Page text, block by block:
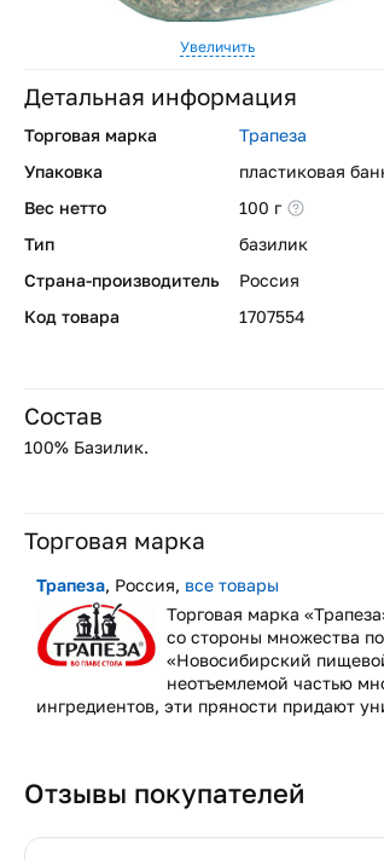
Увеличить
Детальная информация
Торговая марка
Трапеза
Упаковка
пластиковая
Вес нетто
100 г
Тип
базилик
Страна-производитель
Россия
Код товара
1707554
Состав
100% Базилик.
Торговая марка
Трапеза, Россия, все товары
Торговая марка
со стороны множества
«Новосибирский
неотъемлемой частью
ингредиентов, эти пряности придают
Отзывы покупателей